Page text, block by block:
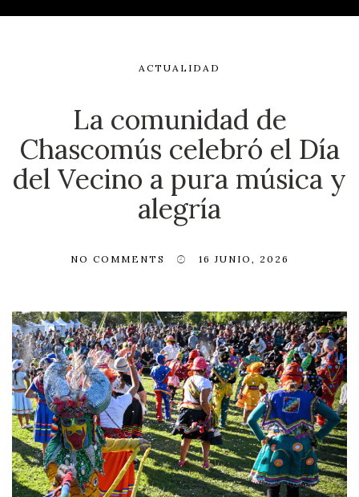
ACTUALIDAD
La comunidad de
Chascomús celebró el Día
del Vecino a pura música y
alegría
NO COMMENTS 16 JUNIO, 2026